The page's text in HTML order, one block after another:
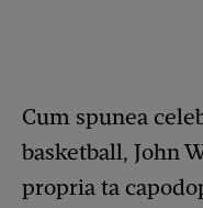
Cum spunea
basketball, John
propria ta